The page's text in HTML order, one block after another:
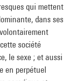
qui mettent
dans ses
société
le sexe ; et aussi
en perpétuel